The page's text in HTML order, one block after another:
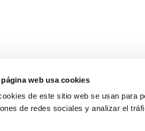
página web usa cookies
de este sitio web se usan para
de redes sociales y analizar el